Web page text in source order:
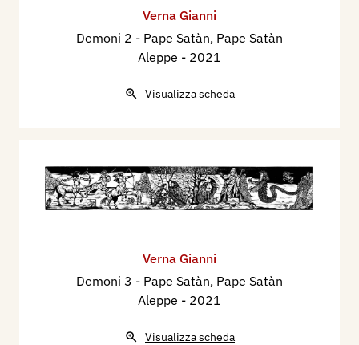
Verna Gianni
Demoni 2 - Pape Satàn, Pape Satàn
Aleppe - 2021
Visualizza scheda
Verna Gianni
Demoni 3 - Pape Satàn, Pape Satàn
Aleppe - 2021
Visualizza scheda